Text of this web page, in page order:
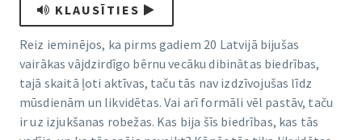
KLAUSĪTIES
Reiz ieminējos, ka pirms gadiem 20 Latvijā bijušas
vairākas vājdzirdīgo bērnu vecāku dibinātas biedrības,
tajā skaitā ļoti aktīvas, taču tās nav izdzīvojušas līdz
mūsdienām un likvidētas. Vai arī formāli vēl pastāv, taču
ir uz izjukšanas robežas. Kas bija šīs biedrības, kas tās